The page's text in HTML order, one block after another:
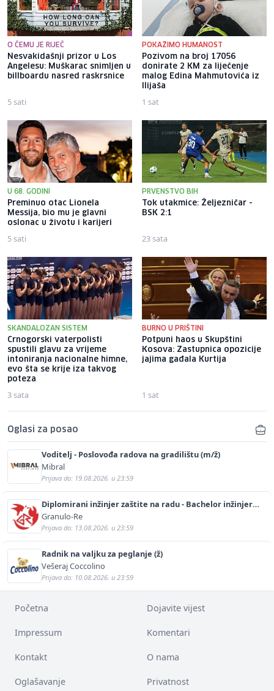
O ČEMU JE RIJEČ
Nesvakidašnji prizor u Los
Angelesu: Muškarac snimljen u
billboardu nasred raskrsnice
5 sati
POKAŽIMO HUMANOST
Pozivom na broj 17056
donirate 2 KM za liječenje
malog Edina Mahmutovića iz
Ilijaša
1 sat
U 68. GODINI
Preminuo otac Lionela
Messija, bio mu je glavni
oslonac u životu i karijeri
5 sati
PRVENSTVO BIH
Tok utakmice: Željezničar -
BSK 2:1
23 sata
SKANDALOZAN SISTEM
Crnogorski vaterpolisti
spustili glavu za vrijeme
intoniranja nacionalne himne,
evo šta se krije iza takvog
poteza
3 sata
BURNO U PRIŠTINI
Potpuni haos u Skupštini
Kosova: Zastupnica opozicije
jajima gađala Kurtija
1 sat
Oglasi za posao
Voditelj - Poslovođa radova na gradilištu (m/ž)
Mibral
Prijava do: 19.08.2026. u 23:59
Diplomirani inžinjer zaštite na radu - Bachelor inžinjer
sigurnosti i pomoći (m/ž)
Granulo-Re
Prijava do: 13.08.2026. u 23:59
Radnik na valjku za peglanje (ž)
Vešeraj Coccolino
Prijava do: 10.08.2026. u 23:59
Početna Dojavite vijest
Impressum Komentari
Kontakt O nama
Oglašavanje Privatnost